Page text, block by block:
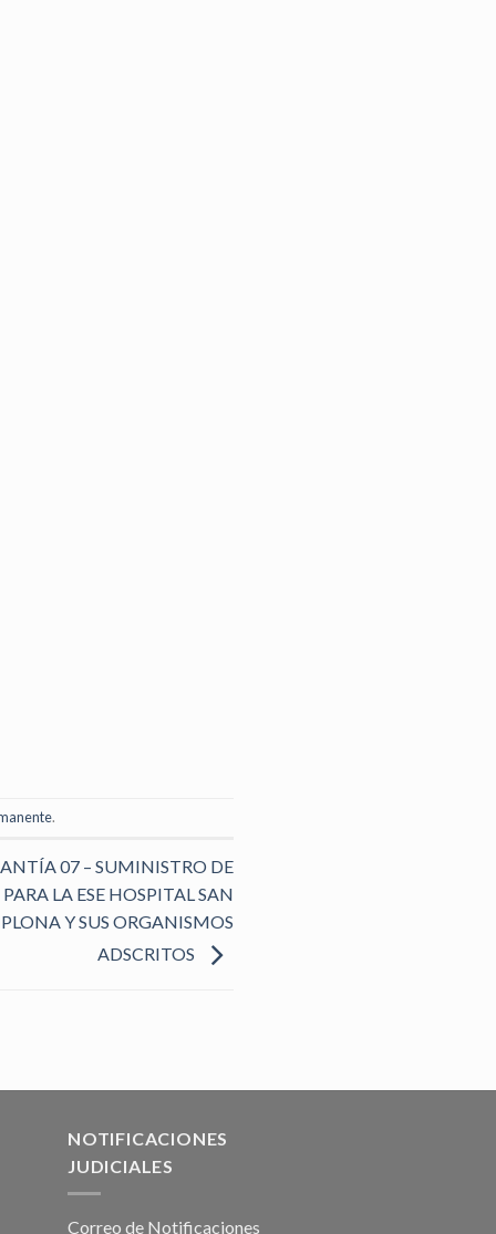
.
07 – SUMINISTRO DE
LA ESE HOSPITAL SAN
Y SUS ORGANISMOS
ADSCRITOS
NOTIFICACIONES
JUDICIALES
Correo de Notificaciones